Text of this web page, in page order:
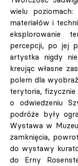
wielu
materiałów i
eksplorowanie
percepcji, po jej
artystka nigdy
kreując własne
polem dla
terytoria, fizycznie
o odwiedzeniu
podróże były
Wystawa w
zamknięcia,
do wystawy
do Erny